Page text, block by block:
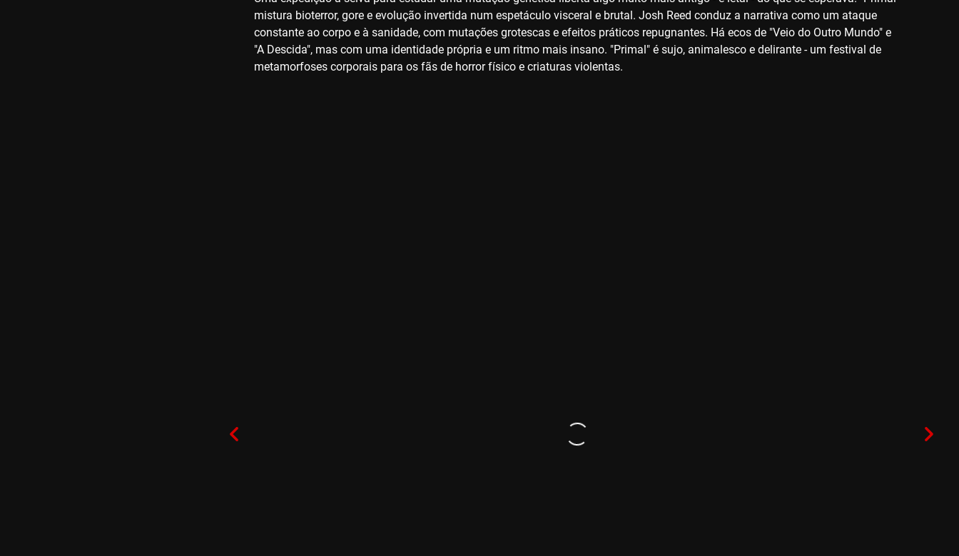
mistura bioterror, gore e evolução invertida num espetáculo visceral e brutal. Josh Reed conduz a narrativa como um ataque
constante ao corpo e à sanidade, com mutações grotescas e efeitos práticos repugnantes. Há ecos de "Veio do Outro Mundo" e
"A Descida", mas com uma identidade própria e um ritmo mais insano. "Primal" é sujo, animalesco e delirante - um festival de
metamorfoses corporais para os fãs de horror físico e criaturas violentas.